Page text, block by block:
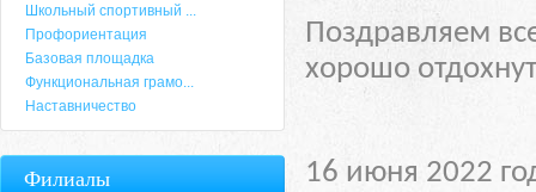
Поздравляем
хорошо
16 июня 2022
Школьный спортивный ...
Профориентация
Базовая площадка
Функциональная грамо...
Наставничество
Филиалы